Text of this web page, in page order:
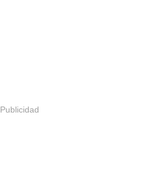
Publicidad